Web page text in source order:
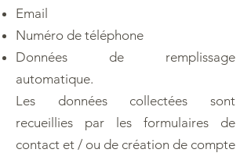
Email
Numéro de téléphone
Données de remplissage
automatique.
Les données collectées sont
recueillies par les formulaires de
contact et / ou de création de compte